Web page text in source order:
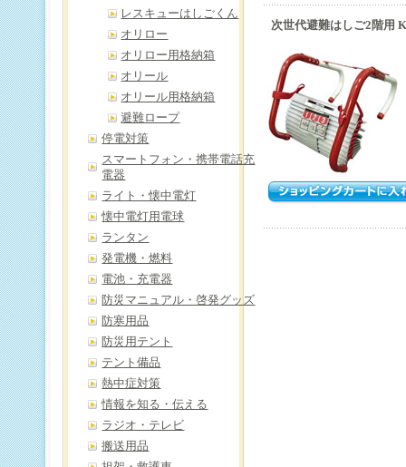
次世代避難はしご2階用
レスキューはしごくん
オリロー
オリロー用格納箱
オリール
オリール用格納箱
避難ロープ
停電対策
スマートフォン・携帯電話充
電器
ライト・懐中電灯
懐中電灯用電球
ランタン
発電機・燃料
電池・充電器
防災マニュアル・啓発グッズ
防寒用品
防災用テント
テント備品
熱中症対策
情報を知る・伝える
ラジオ・テレビ
搬送用品